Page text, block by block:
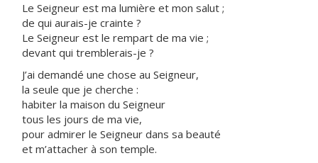
Le Seigneur est ma lumière et mon salut ;
de qui aurais-je crainte ?
Le Seigneur est le rempart de ma vie ;
devant qui tremblerais-je ?
J’ai demandé une chose au Seigneur,
la seule que je cherche :
habiter la maison du Seigneur
tous les jours de ma vie,
pour admirer le Seigneur dans sa beauté
et m’attacher à son temple.